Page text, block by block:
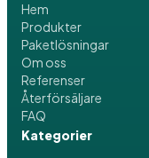
Hem
Produkter
Paketlösningar
Om oss
Referenser
Återförsäljare
FAQ
Kategorier